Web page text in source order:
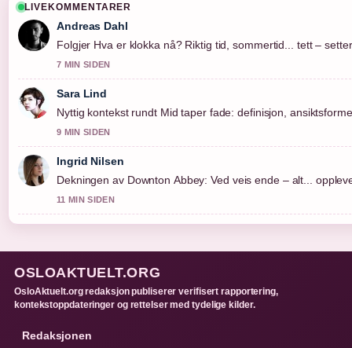
LIVEKOMMENTARER
Andreas Dahl
Folgjer Hva er klokka nå? Riktig tid, sommertid... tett –
7 MIN SIDEN
Sara Lind
Nyttig kontekst rundt Mid taper fade: definisjon,
9 MIN SIDEN
Ingrid Nilsen
Dekningen av Downton Abbey: Ved veis ende – alt...
11 MIN SIDEN
OSLOAKTUELT.ORG
OsloAktuelt.org redaksjon publiserer verifisert rapportering,
kontekstoppdateringer og rettelser med tydelige kilder.
Redaksjonen